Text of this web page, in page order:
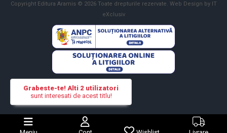
Grabeste-te! Alti 2 utilizatori
sunt interesati de acest titlu!
Copyright Editura Aramis © 2026 Toate drepturile rezervate. Web Design by IT
eXclusiv